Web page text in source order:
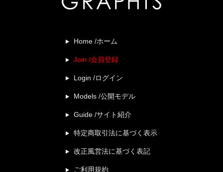
Home /ホーム
Join /会員登録
Login /ログイン
Models /公開モデル
Guide /サイト紹介
特定商取引法に基づく表示
改正風営法に基づく表記
ご利用規約